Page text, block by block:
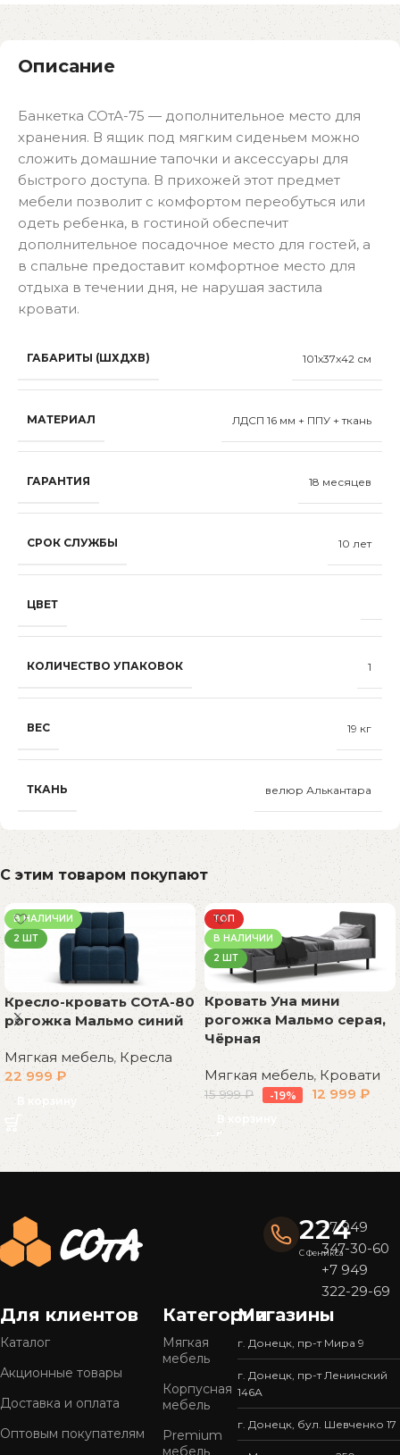
Описание
Банкетка СОтА-75 — дополнительное место для
хранения. В ящик под мягким сиденьем можно
сложить домашние тапочки и аксессуары для
быстрого доступа. В прихожей этот предмет
мебели позволит с комфортом переобуться или
одеть ребенка, в гостиной обеспечит
дополнительное посадочное место для гостей, а
в спальне предоставит комфортное место для
отдыха в течении дня, не нарушая застила
кровати.
ГАБАРИТЫ (ШХДХВ) 101x37x42 см
МАТЕРИАЛ ЛДСП 16 мм + ППУ + ткань
ГАРАНТИЯ 18 месяцев
СРОК СЛУЖБЫ 10 лет
ЦВЕТ
КОЛИЧЕСТВО УПАКОВОК 1
ВЕС 19 кг
ТКАНЬ велюр Алькантара
С этим товаром покупают
В НАЛИЧИИ
2 ШТ
Кресло-кровать СОтА-80
рогожка Мальмо синий
Мягкая мебель, Кресла
22 999 ₽
В корзину
ТОП
В НАЛИЧИИ
2 ШТ
Кровать Уна мини
рогожка Мальмо серая,
Чёрная
Мягкая мебель, Кровати
15 999₽ -19% 12 999 ₽
В корзину
Read More
224
С Феникса
+7 949
347-30-60
+7 949
322-29-69
Для клиентов
Каталог
Акционные товары
Доставка и оплата
Оптовым покупателям
Категории
Мягкая
мебель
Корпусная
мебель
Premium
мебель
Магазины
г. Донецк, пр-т Мира 9
г. Донецк, пр-т Ленинский
146А
г. Донецк, бул. Шевченко 17